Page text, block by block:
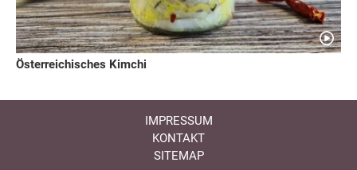
Österreichisches Kimchi
IMPRESSUM
KONTAKT
SITEMAP